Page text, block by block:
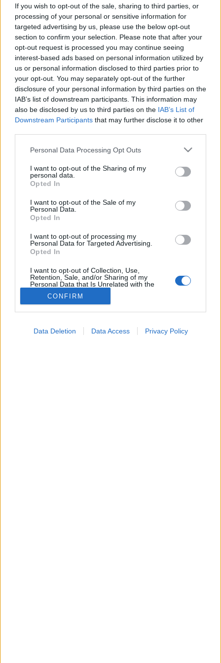
If you wish to opt-out of the sale, sharing to third parties, or
processing of your personal or sensitive information for
targeted advertising by us, please use the below opt-out
section to confirm your selection. Please note that after your
opt-out request is processed you may continue seeing
interest-based ads based on personal information utilized by
us or personal information disclosed to third parties prior to
your opt-out. You may separately opt-out of the further
disclosure of your personal information by third parties on the
IAB’s list of downstream participants. This information may
also be disclosed by us to third parties on the IAB’s List of
Downstream Participants that may further disclose it to other
Please note that this website/app uses one or more Google
not limited to your visit or usage behaviour. You may click to
grant or deny consent to Google and its third-party tags to
use your data for below specified purposes in below Google
consent section.
Personal Data Processing Opt Outs
I want to opt-out of the Sharing of my
personal data.
Opted In
I want to opt-out of the Sale of my
Personal Data.
Opted In
I want to opt-out of processing my
Personal Data for Targeted Advertising.
Opted In
I want to opt-out of Collection, Use,
Retention, Sale, and/or Sharing of my
Personal Data that Is Unrelated with the
Purposes for which it was collected.
Opted Out
CONFIRM
Data Deletion Data Access Privacy Policy
javaslatai
2025. február 26. 16:54
Küldés Küldés Messengeren